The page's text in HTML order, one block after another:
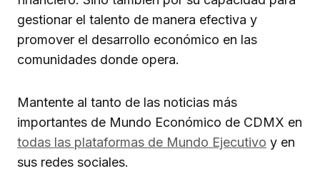
gestionar el talento de manera efectiva y
promover el desarrollo económico en las
comunidades donde opera.
Mantente al tanto de las noticias más
importantes de Mundo Económico de CDMX en
todas las plataformas de Mundo Ejecutivo y en
sus redes sociales.